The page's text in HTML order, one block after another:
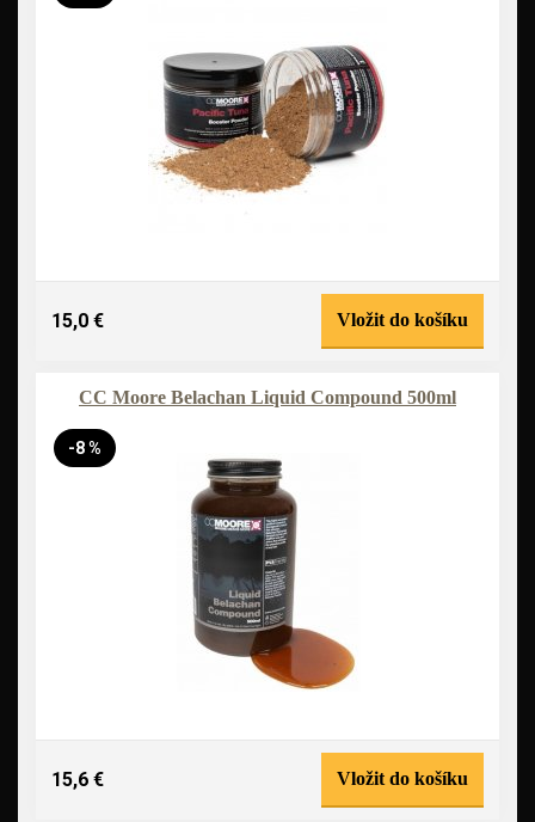
15,0 € Vložit do košíku
CC Moore Belachan Liquid Compound 500ml
-8 %
15,6 € Vložit do košíku